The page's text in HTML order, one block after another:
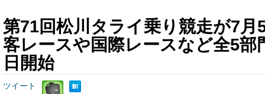
第71回松川タライ乗り競走が7月
客レースや国際レースなど全5部
日開始
ツイート